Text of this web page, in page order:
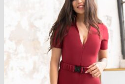
составляла
40.00 ₼.
28.00 ₼.